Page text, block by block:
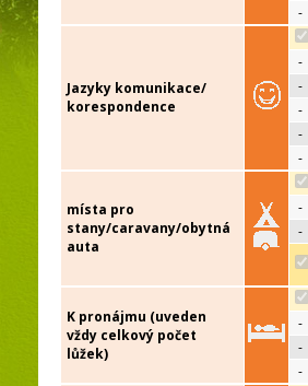
-
Jazyky komunikace/
korespondence
-
-
-
-
-
místa pro
stany/caravany/obytná
auta
-
-
K pronájmu (uveden
vždy celkový počet
lůžek)
-
-
-